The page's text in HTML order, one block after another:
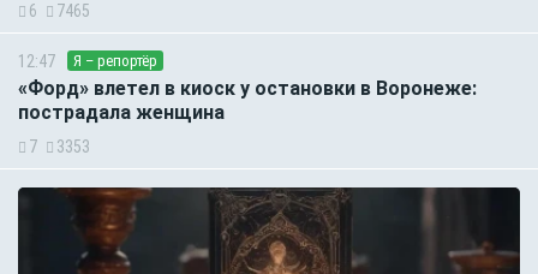
6 7465
12:47 Я – репортёр
«Форд» влетел в киоск у остановки в Воронеже:
пострадала женщина
7 3353